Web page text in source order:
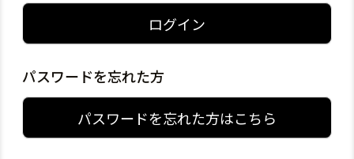
ログイン
パスワードを忘れた方
パスワードを忘れた方はこちら